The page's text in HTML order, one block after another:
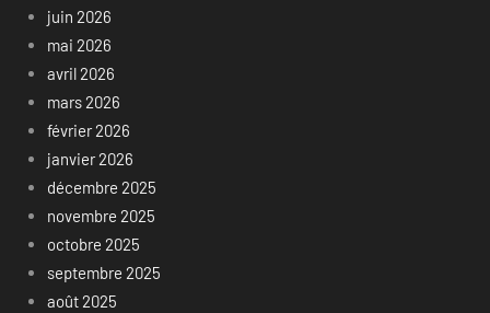
juin 2026
mai 2026
avril 2026
mars 2026
février 2026
janvier 2026
décembre 2025
novembre 2025
octobre 2025
septembre 2025
août 2025